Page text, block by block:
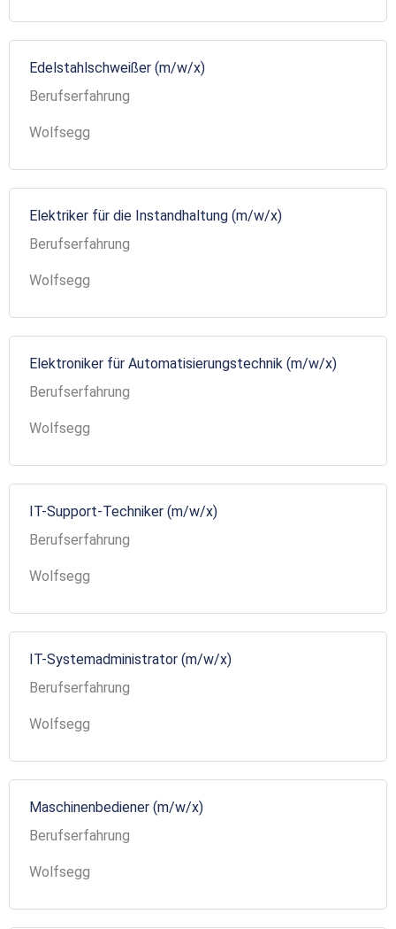
Edelstahlschweißer (m/w/x)
Berufserfahrung
Wolfsegg
Elektriker für die Instandhaltung (m/w/x)
Berufserfahrung
Wolfsegg
Elektroniker für Automatisierungstechnik (m/w/x)
Berufserfahrung
Wolfsegg
IT-Support-Techniker (m/w/x)
Berufserfahrung
Wolfsegg
IT-Systemadministrator (m/w/x)
Berufserfahrung
Wolfsegg
Maschinenbediener (m/w/x)
Berufserfahrung
Wolfsegg